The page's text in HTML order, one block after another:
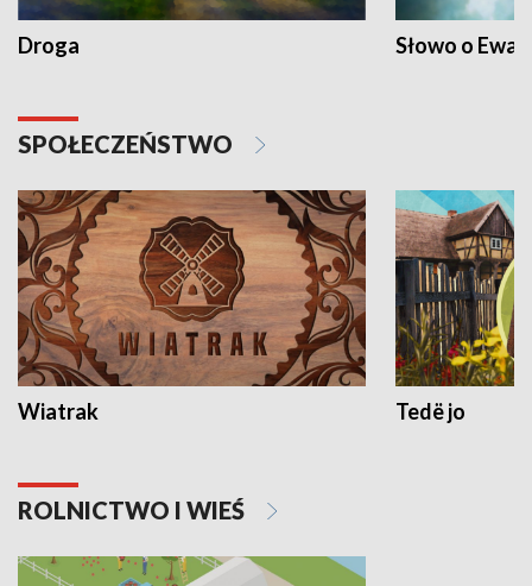
Droga Słowo o
SPOŁECZEŃSTWO
Wiatrak Tedë jo
ROLNICTWO I WIEŚ